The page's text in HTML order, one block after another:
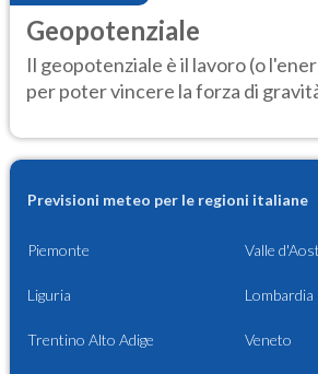
Geopotenziale
Il geopotenziale è il lavoro (o
per poter vincere la forza di
Previsioni meteo per le regioni italiane
Piemonte Valle
Liguria Lombardia
Trentino Alto Adige Veneto